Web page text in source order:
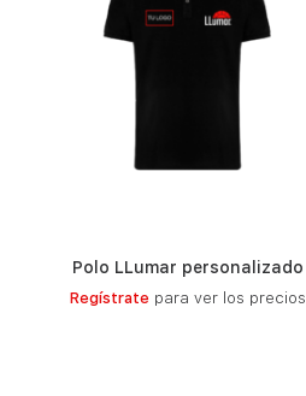
Polo LLumar personalizado
Regístrate para ver los precios